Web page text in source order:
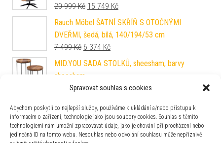
Spravovat souhlas s cookies
Abychom poskytli co nejlepší služby, používáme k ukládání a/nebo přístupu k
informacím o zařízení, technologie jako jsou soubory cookies. Souhlas s těmito
technologiemi nám umožní zpracovávat údaje, jako je chování při procházení nebo
jedinečná ID na tomto webu. Nesouhlas nebo odvolání souhlasu může nepříznivě
20 999Kč Původní cena byla: 20 999 Kč.
15 749 KčAktuální cena je: 15 749 Kč.
Rauch Möbel ŠATNÍ SKŘÍŇ S OTOČNÝMI
DVEŘMI, šedá, bílá, 140/194/53 cm
7 499Kč Původní cena byla: 7 499 Kč.
6 374 KčAktuální cena je: 6 374 Kč.
MID.YOU SADA STOLKŮ, sheesham, barvy
sheesham
4 599KčPůvodní cena byla: 4 599 Kč.
3 909KčAktuální cena je: 3 909 Kč.
MID.YOU BAROVÁ ŽIDLE, olivově zelená
2 699Kč Původní cena byla: 2 699 Kč.
2 294 KčAktuální cena je: 2 294 Kč.